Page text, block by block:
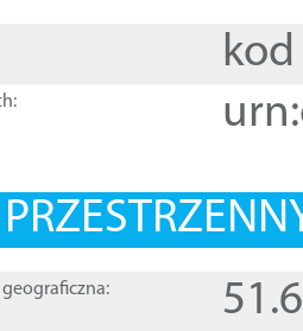
kod
geograficzna: